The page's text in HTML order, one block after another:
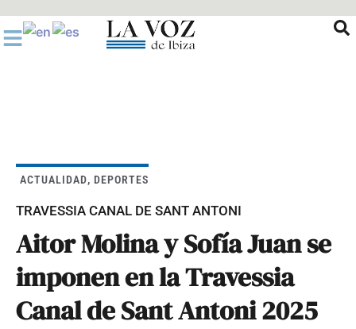
al
contenido
ACTUALIDAD, DEPORTES
TRAVESSIA CANAL DE SANT ANTONI
Aitor Molina y Sofía Juan se
imponen en la Travessia
Canal de Sant Antoni 2025